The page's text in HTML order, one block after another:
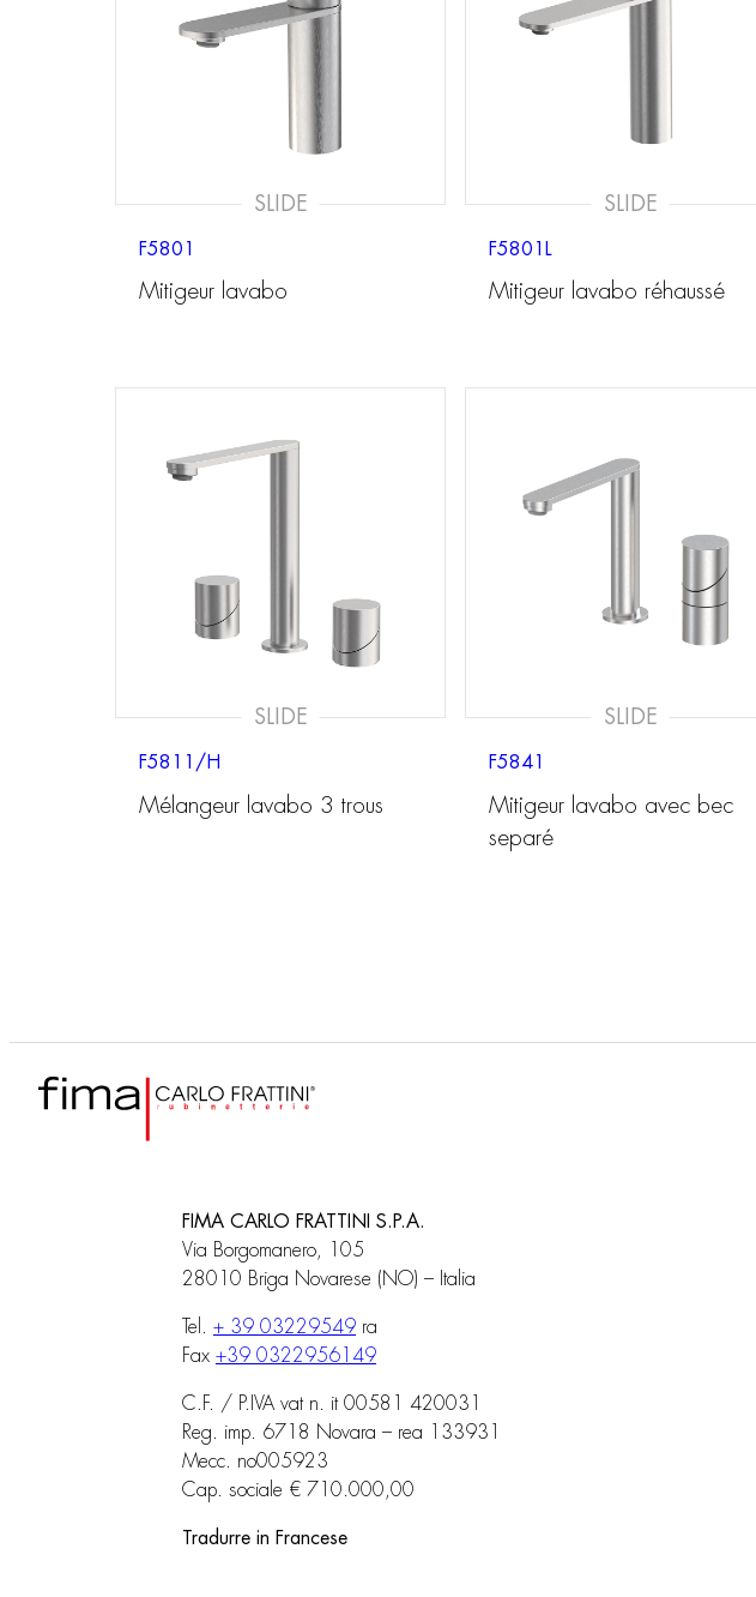
SLIDE
F5801
Mitigeur lavabo
SLIDE
F5801L
Mitigeur lavabo réhaussé
SLIDE
F5811/H
Mélangeur lavabo 3 trous
SLIDE
F5841
Mitigeur lavabo avec bec
separé
FIMA CARLO FRATTINI S.P.A.
Via Borgomanero, 105
28010 Briga Novarese (NO) – Italia
Tel. + 39 03229549 ra
Fax +39 0322956149
C.F. / P.IVA vat n. it 00581 420031
Reg. imp. 6718 Novara – rea 133931
Mecc. no005923
Cap. sociale € 710.000,00
Tradurre in Francese